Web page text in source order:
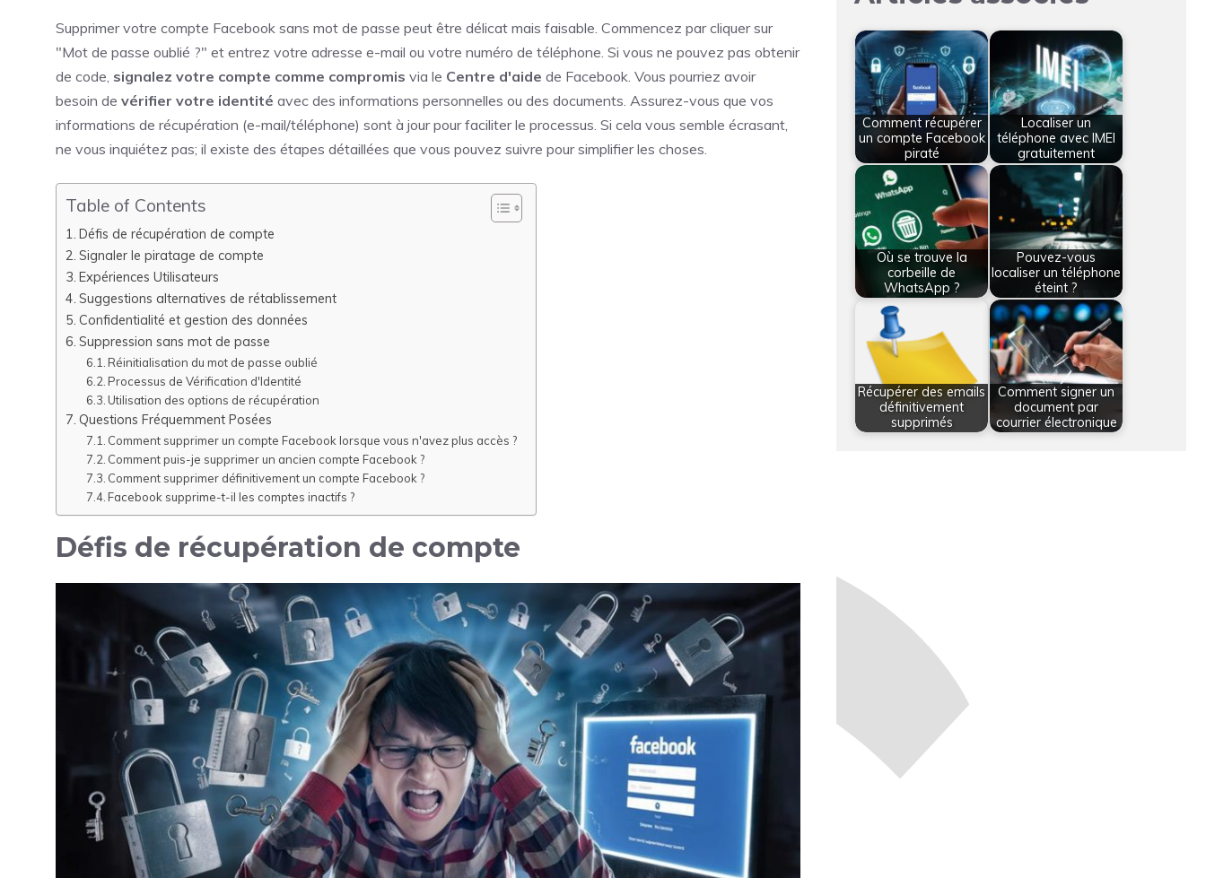
Supprimer votre compte Facebook sans mot de passe peut être délicat mais faisable. Commencez par cliquer sur
"Mot de passe oublié ?" et entrez votre adresse e-mail ou votre numéro de téléphone. Si vous ne pouvez pas obtenir
de code, signalez votre compte comme compromis via le Centre d'aide de Facebook. Vous pourriez avoir
besoin de vérifier votre identité avec des informations personnelles ou des documents. Assurez-vous que vos
informations de récupération (e-mail/téléphone) sont à jour pour faciliter le processus. Si cela vous semble écrasant,
ne vous inquiétez pas; il existe des étapes détaillées que vous pouvez suivre pour simplifier les choses.
Table of Contents
Défis de récupération de compte
Signaler le piratage de compte
Expériences Utilisateurs
Suggestions alternatives de rétablissement
Confidentialité et gestion des données
Suppression sans mot de passe
Réinitialisation du mot de passe oublié
Processus de Vérification d'Identité
Utilisation des options de récupération
Questions Fréquemment Posées
Comment supprimer un compte Facebook lorsque vous n'avez plus accès ?
Comment puis-je supprimer un ancien compte Facebook ?
Comment supprimer définitivement un compte Facebook ?
Facebook supprime-t-il les comptes inactifs ?
Défis de récupération de compte
Comment récupérer
un compte Facebook
piraté
Localiser un
téléphone avec IMEI
gratuitement
Où se trouve la
corbeille de
WhatsApp ?
Pouvez-vous
localiser un téléphone
éteint ?
Récupérer des emails
définitivement
supprimés
Comment signer un
document par
courrier électronique